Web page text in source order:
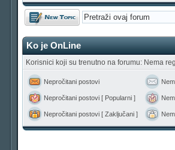
Počni novu temu
Ko je OnLine
Korisnici koji su trenutno na forumu: Nema
Nepročitani postovi
Nepročitani postovi [ Popularni ]
Nepročitani postovi [ Zaključani ]